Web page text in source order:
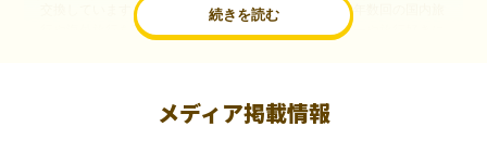
続きを読む
交換しています。このようにすることで、ほぼ無料で年数回の国内旅
行や海外旅行を実現しています。モッピーは陸マイラーや旅行好きに
いつものネットショッピングが、モッピーでお得
メディア掲載情報